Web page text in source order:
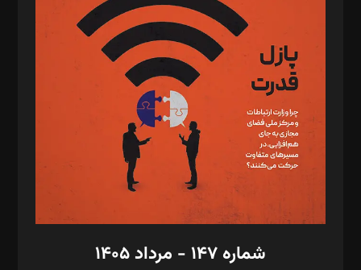
د‌بیر تحریریه آنلاین: بابک نقاش
تحریریه‌: مجتبی محمود‌ی، آرش برهمند، یسنا امان‌پور، سروش کرمیان،
مصطفی مسجدی آرانی، ابوالفضل رجبی، زهرا فکرانه، فائزه فتحی
رستمی،مصطفی باستان
ویرایش: نگار استاد‌‌آقا
طراح یونیفرم: مجید توکلی
فیلمبرداری و عکاسی: امیر شفیعی، مانی لطفی زاده
گرافیک و صفحه‌آرایی: سید‌سبحان‌علی ثابت
مد‌یر توسعه تجاری: کامبیز برید‌
امور مالی: شاپور رهبری، محمد‌ کاظمی‌نیا
شماره ۱۴۷ - مرداد ۱۴۰۵